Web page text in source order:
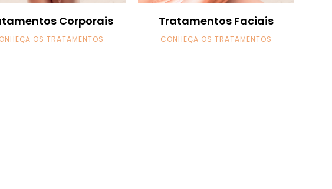
Corporais
OS TRATAMENTOS
Tratamentos Faciais
CONHEÇA OS TRATAMENTOS